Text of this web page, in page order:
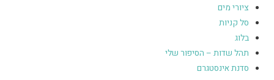
ציורי מים
סל קניות
בלוג
תהל שדות – הסיפור שלי
סדנת אינסטגרם